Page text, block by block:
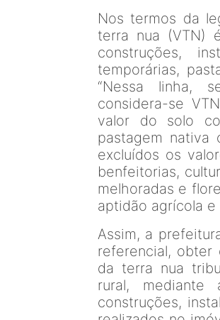
Nos termos da
terra nua (VTN)
construções,
temporárias,
“Nessa linha,
considera-se
valor do solo
pastagem nativa
excluídos os
benfeitorias,
melhoradas e
aptidão agrícola e
Assim, a
referencial, obter
da terra nua
rural,
construções,